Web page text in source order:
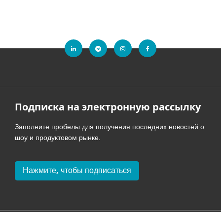
Подписка на электронную рассылку
Заполните пробелы для получения последних новостей о
шоу и продуктовом рынке.
Нажмите, чтобы подписаться